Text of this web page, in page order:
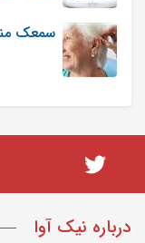
سمعک
درباره نیک آوا